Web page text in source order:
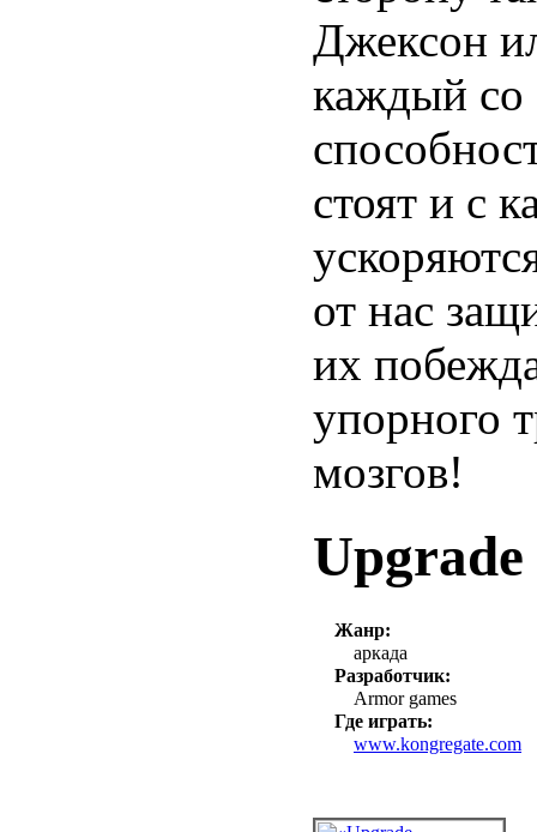
Джексон
каждый со
стоят и с
от нас
их
упорного
мозгов!
Жанр:
аркада
Разработчик:
Armor games
Где играть:
www.kongregate.com